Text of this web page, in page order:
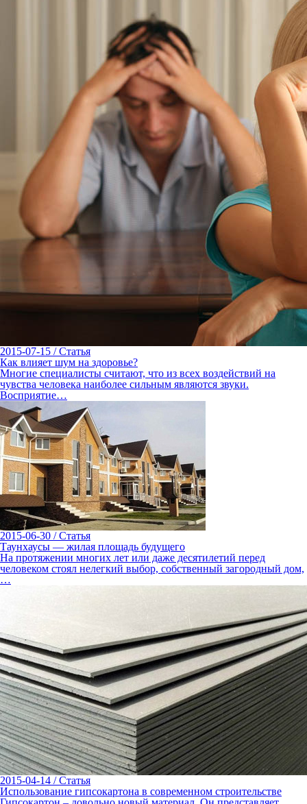
2015-07-15 / Статья
Как влияет шум на здоровье?
Многие специалисты считают, что из всех воздействий на
чувства человека наиболее сильным являются звуки.
Восприятие…
2015-06-30 / Статья
Таунхаусы — жилая площадь будущего
На протяжении многих лет или даже десятилетий перед
человеком стоял нелегкий выбор, собственный загородный дом,
…
2015-04-14 / Статья
Использование гипсокартона в современном строительстве